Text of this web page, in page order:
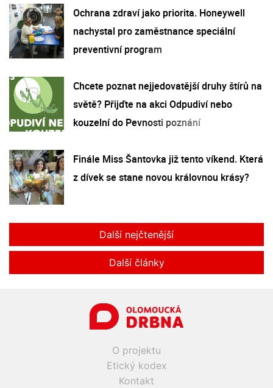
Ochrana zdraví jako priorita. Honeywell
nachystal pro zaměstnance speciální
preventivní program
Chcete poznat nejjedovatější druhy štírů na
světě? Přijďte na akci Odpudiví nebo
kouzelní do Pevnosti poznání
Finále Miss Šantovka již tento víkend. Která
z dívek se stane novou královnou krásy?
Další nejčtenější
Další články
O projektu
Etický kodex
Kontakt